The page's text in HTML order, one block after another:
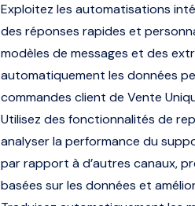
Exploitez les automatisations
des réponses rapides et
modèles de messages et des
automatiquement les données
commandes client de Vente
Utilisez des fonctionnalités de
analyser la performance du
par rapport à d’autres canaux,
basées sur les données et